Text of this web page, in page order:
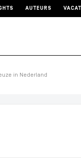
AUTEURS
in Nederland